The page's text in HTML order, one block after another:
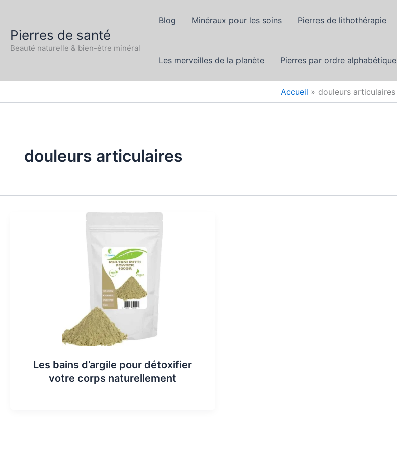
contenu
Pierres de santé
Beauté naturelle & bien-être minéral
Blog Minéraux pour les soins Pierres de lithothérapie
Les merveilles de la planète Pierres par ordre alphabétique
Accueil douleurs articulaires
douleurs articulaires
Les bains d’argile pour détoxifier
votre corps naturellement